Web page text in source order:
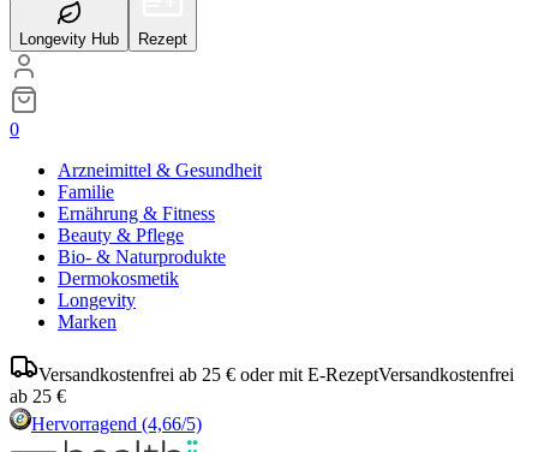
Longevity Hub Rezept
0
Arzneimittel & Gesundheit
Familie
Ernährung & Fitness
Beauty & Pflege
Bio- & Naturprodukte
Dermokosmetik
Longevity
Marken
Versandkostenfrei ab 25 € oder mit E-RezeptVersandkostenfrei
ab 25 €
Hervorragend (4,66/5)